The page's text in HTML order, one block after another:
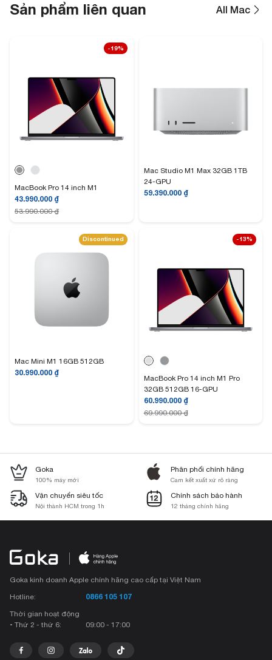
Sản phẩm liên quan All Mac
-19%
MacBook Pro 14 inch M1
43.990.000 ₫
53.990.000₫
Mac Studio M1 Max 32GB 1TB
24-GPU
59.390.000 ₫
Discontinued
Mac Mini M1 16GB 512GB
30.990.000 ₫
-13%
MacBook Pro 14 inch M1 Pro
32GB 512GB 16-GPU
60.990.000 ₫
69.990.000₫
Goka
100% máy mới
Phân phối chính hãng
Cam kết xuất xứ rõ ràng
Vận chuyển siêu tốc
Nội thành HCM trong 1h
Chính sách bảo hành
12 tháng chính hãng
Goka kinh doanh Apple chính hãng cao cấp tại Việt Nam
Hotline:
0866 105 107
Thời gian hoạt động
• Thứ 2 - thứ 6:
09:00 - 17:00